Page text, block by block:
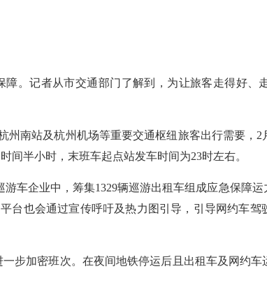
。记者从市交通部门了解到，为让旅客走得好、
南站及杭州机场等重要交通枢纽旅客出行需要，
半小时，末班车起点站发车时间为23时左右。
车企业中，筹集1329辆巡游出租车组成应急保障
台也会通过宣传呼吁及热力图引导，引导网约车
步加密班次。在夜间地铁停运后且出租车及网约